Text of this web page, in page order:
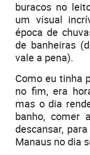
buracos no
um visual
época de
de banheiras
vale a pena).
Como eu tinha
no fim, era
mas o dia
banho, comer
descansar,
Manaus no dia